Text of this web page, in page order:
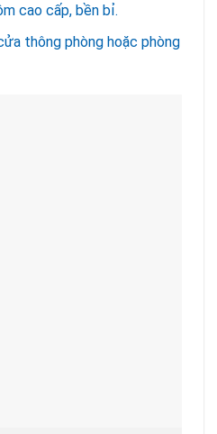
cao cấp, bền bỉ.
thông phòng hoặc phòng